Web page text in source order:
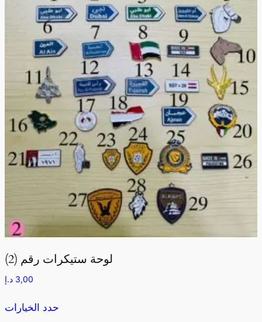
لوحة ستيكرات رقم (2)
3,00 د.إ
حدد الخيارات